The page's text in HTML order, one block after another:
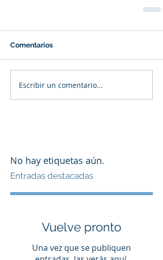
Comentarios
Escribir un comentario...
No hay etiquetas aún.
Entradas destacadas
Vuelve pronto
Una vez que se publiquen